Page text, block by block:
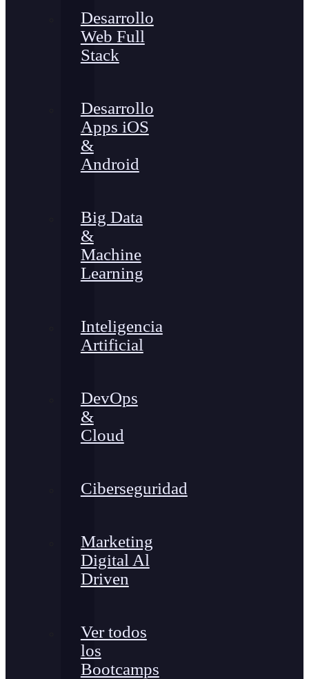
Desarrollo
Web Full
Stack
Desarrollo
Apps iOS
&
Android
Big Data
&
Machine
Learning
Inteligencia
Artificial
DevOps
&
Cloud
Ciberseguridad
Marketing
Digital Al
Driven
Ver todos
los
Bootcamps